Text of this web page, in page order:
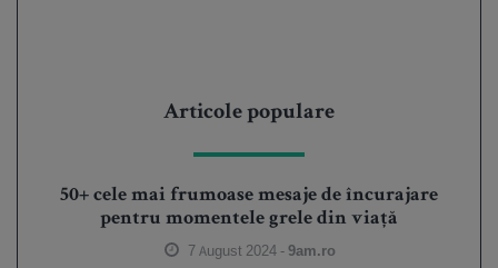
Articole populare
50+ cele mai frumoase mesaje de încurajare
pentru momentele grele din viață
7 August 2024 -9am.ro